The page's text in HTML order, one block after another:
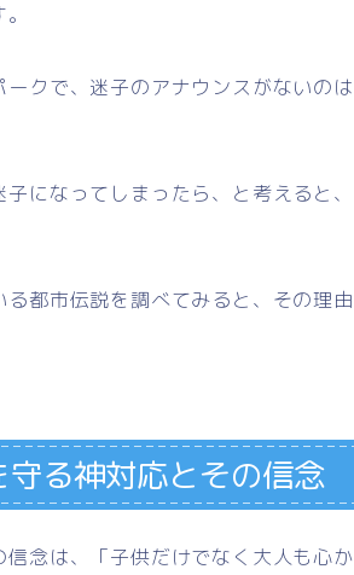
クで、迷子のアナウンスがないのは
になってしまったら、と考えると、
都市伝説を調べてみると、その理由
る神対応とその信念
念は、「子供だけでなく大人も心か